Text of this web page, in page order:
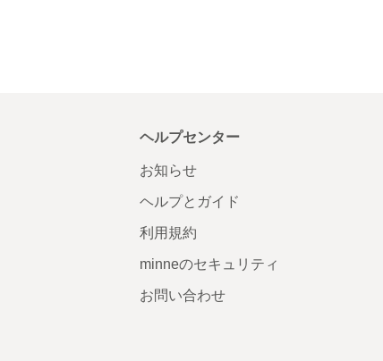
ヘルプセンター
お知らせ
ヘルプとガイド
利用規約
minneのセキュリティ
お問い合わせ